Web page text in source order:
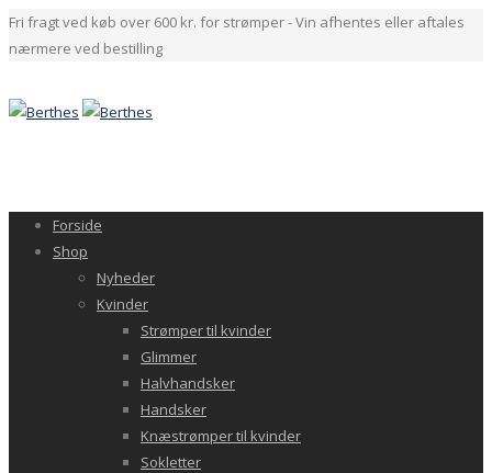
Fri fragt ved køb over 600 kr. for strømper - Vin afhentes eller aftales
nærmere ved bestilling
Forside
Shop
Nyheder
Kvinder
Strømper til kvinder
Glimmer
Halvhandsker
Handsker
Knæstrømper til kvinder
Sokletter